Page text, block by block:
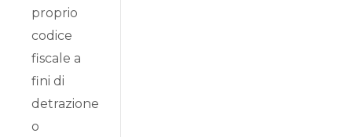
proprio
codice
fiscale a
fini di
detrazione
o